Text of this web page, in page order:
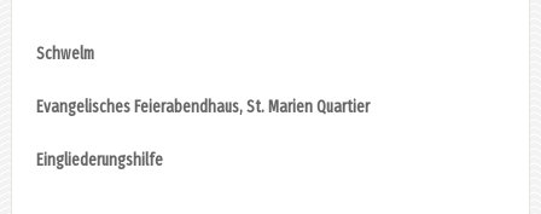
Schwelm
Evangelisches Feierabendhaus, St. Marien Quartier
Eingliederungshilfe